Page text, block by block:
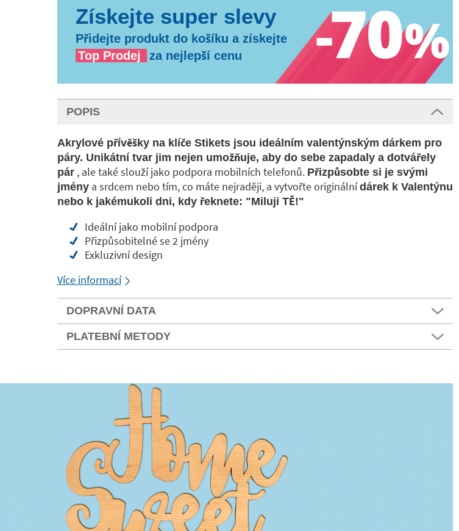
Přidejte produkt do košíku a získejte
Top Prodej
za nejlepší cenu
POPIS
Akrylové přívěšky na klíče Stikets jsou ideálním valentýnským dárkem pro
páry. Unikátní tvar jim nejen umožňuje, aby do sebe zapadaly a dotvářely
pár, ale také slouží jako podpora mobilních telefonů. Přizpůsobte si je svými
jménya srdcem nebo tím, co máte nejraději, a vytvořte originálnídárek k Valentýnu
nebo k jakémukoli dni, kdy řeknete: "Miluji TĚ!"
Ideální jako mobilní podpora
Přizpůsobitelné se 2 jmény
Exkluzivní design
Více informací
DOPRAVNÍ DATA
PLATEBNÍ METODY